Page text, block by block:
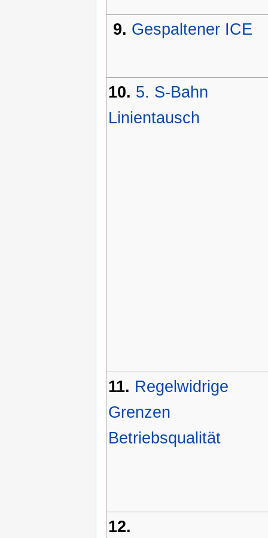
9. Gespaltener ICE
10. 5. S-Bahn
Linientausch
11. Regelwidrige
Grenzen
Betriebsqualität
12.